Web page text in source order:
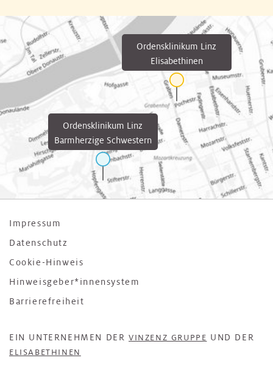
Ordensklinikum Linz
Barmherzige Schwestern
Ordensklinikum Linz
Elisabethinen
Impressum
Datenschutz
Cookie-Hinweis
Hinweisgeber*innensystem
Barrierefreiheit
EIN UNTERNEHMEN DER VINZENZ GRUPPE UND DER
ELISABETHINEN